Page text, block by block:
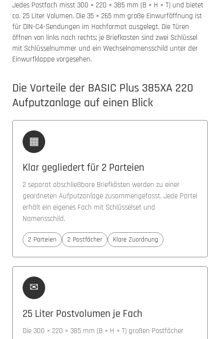
Jedes Postfach misst 300 × 220 × 385 mm (B × H × T) und bietet
ca. 25 Liter Volumen. Die 35 × 265 mm große Einwurföffnung ist
für DIN-C4-Sendungen im Hochformat ausgelegt. Die Türen
öffnen von links nach rechts; je Briefkasten sind zwei Schlüssel
mit Schlüsselnummer und ein Wechselnamensschild unter der
Einwurfklappe vorgesehen.
Die Vorteile der BASIC Plus 385XA 220
Aufputzanlage auf einen Blick
▦
Klar gegliedert für 2 Parteien
2 separat abschließbare Briefkästen werden zu einer
geordneten Aufputzanlage zusammengefasst. Jede Partei
erhält ein eigenes Fach mit Schlüsselset und
Namensschild.
2 Parteien 2 Postfächer Klare Zuordnung
✉
25 Liter Postvolumen je Fach
Die 300 × 220 × 385 mm (B × H × T) großen Postfächer